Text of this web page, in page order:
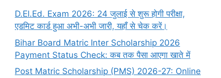
D.El.Ed. Exam 2026: 24 जुलाई से शुरू होगी परीक्षा,
एडमिट कार्ड हुआ अभी-अभी जारी, यहाँ से चेक करें।
Bihar Board Matric Inter Scholarship 2026
Payment Status Check: कब तक पैसा आएगा खाते में
Post Matric Scholarship (PMS) 2026-27: Online